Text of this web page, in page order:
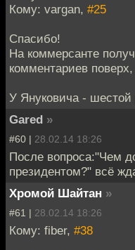
Кому: vargan, #25
Спасибо!
На коммерсанте
комментариев
У Януковича - шестой
Gared »
#60 | 28.02.14 18:26
После вопроса:"Чем
президентом?" всё
Хромой Шайтан »
#61 | 28.02.14 18:26
Кому: fiber, #38